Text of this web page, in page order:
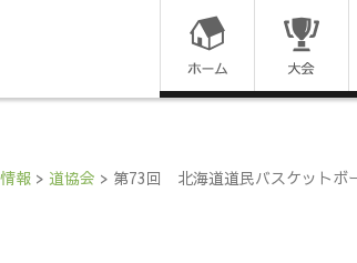
コ
ン
報> 道協会 > 第73回 北海道道民バスケットボ